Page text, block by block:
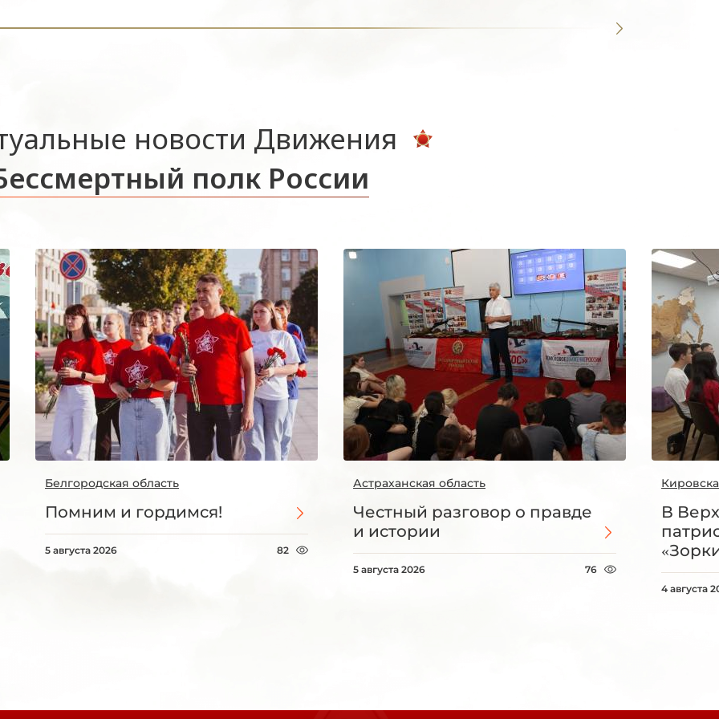
новости Движения
полк России
Белгородская область
Помним и гордимся!
5 августа 2026 82
Астраханская область
Честный разговор о правде
и истории
5 августа 2026 76
В
4 августа